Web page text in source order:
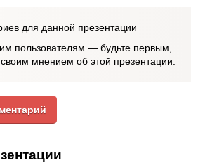
для данной презентации
пользователям — будьте первым,
мнением об этой презентации.